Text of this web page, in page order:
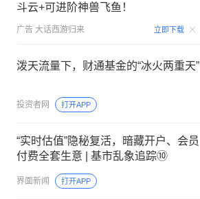
斗云+可进阶神兽飞鱼！
广告 大话西游归来 立即下载
泼天流量下，财通基金的“冰火两重天”
投资者网 打开APP
“实时估值”隐秘复活，暗藏开户、会员
付费全套生意 | 基市乱象追踪⑩
界面新闻 打开APP